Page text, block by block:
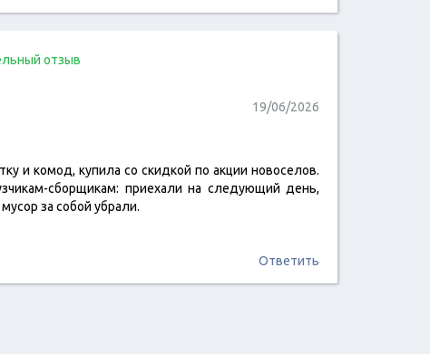
читать отзыв
отзыв
19/06/2026
и комод, купила со скидкой по акции новоселов.
сборщикам: приехали на следующий день,
за собой убрали.
Ответить